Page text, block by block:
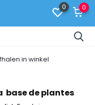
0 0
in winkel
base de plantes